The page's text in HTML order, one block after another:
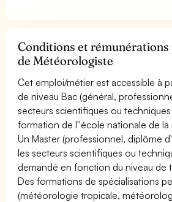
Conditions et
de Météorologiste
Cet emploi/métier est accessible à
de niveau Bac (général,
secteurs scientifiques ou
formation de l''école nationale de
Un Master (professionnel, diplôme
les secteurs scientifiques ou
demandé en fonction du niveau de
Des formations de spécialisations
(météorologie tropicale,